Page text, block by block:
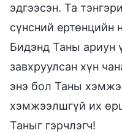
эдгээсэн. Та
сүнсний ертөнцийн
Бидэнд Таны ариун
завхруулсан хүн
энэ бол Таны
хэмжээлшгүй их
Таныг гэрчлэгч!